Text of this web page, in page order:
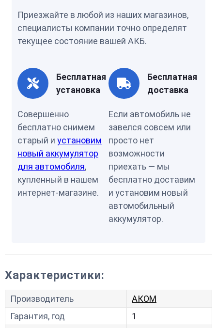
Приезжайте в любой из наших магазинов,
специалисты компании точно определят
текущее состояние вашей АКБ.
Бесплатная
установка
Совершенно
бесплатно снимем
старый и установим
новый аккумулятор
для автомобиля,
купленный в нашем
интернет-магазине.
Бесплатная
доставка
Если автомобиль не
завелся совсем или
просто нет
возможности
приехать — мы
бесплатно доставим
и установим новый
автомобильный
аккумулятор.
Характеристики:
Производитель
АКОМ
Гарантия, год
1